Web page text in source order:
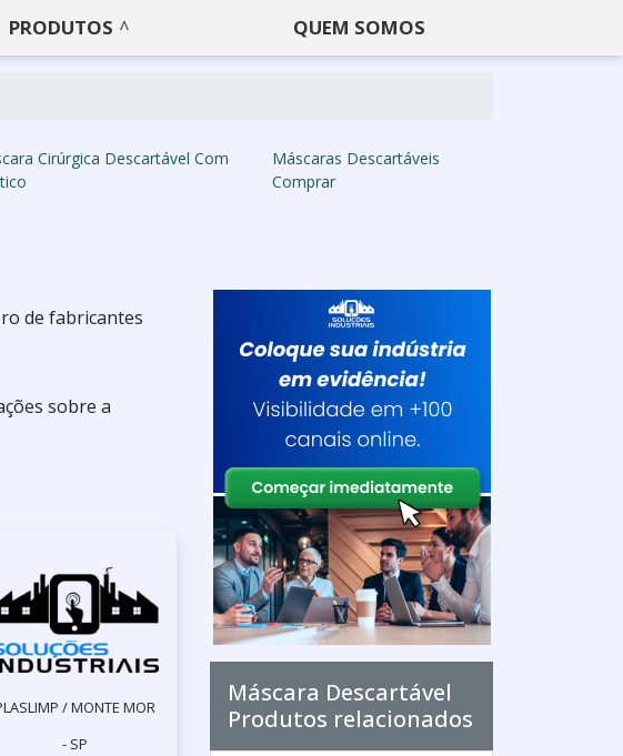
PRODUTOS QUEM SOMOS
Cirúrgica Descartável Com
Máscaras Descartáveis
Comprar
de fabricantes
sobre a
/ MONTE MOR
- SP
Máscara Descartável
Produtos relacionados